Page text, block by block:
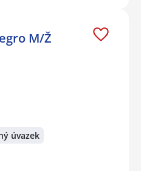
M/Ž
úvazek